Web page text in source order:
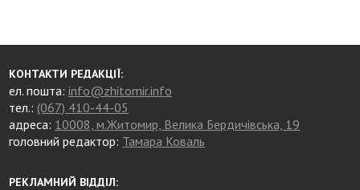
КОНТАКТИ РЕДАКЦІЇ:
ел. пошта:info@zhitomir.info
тел.: (067) 410-44-05
адреса: 10008, м.Житомир, Велика Бердичівська, 19
головний редактор: Тамара Коваль
РЕКЛАМНИЙ ВІДДІЛ: